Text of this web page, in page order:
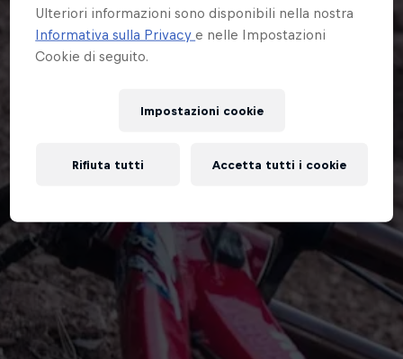
Ulteriori informazioni sono disponibili nella nostra
Informativa sulla Privacye nelle Impostazioni
Cookie di seguito.
Impostazioni cookie
Rifiuta tutti Accetta tutti i cookie